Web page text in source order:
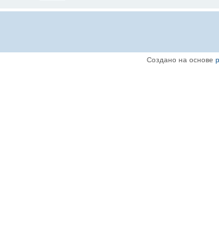
Создано на основе